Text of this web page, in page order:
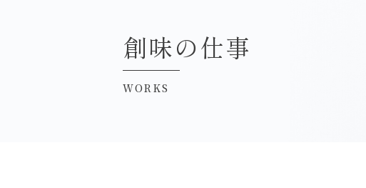
創味の仕事
WORKS